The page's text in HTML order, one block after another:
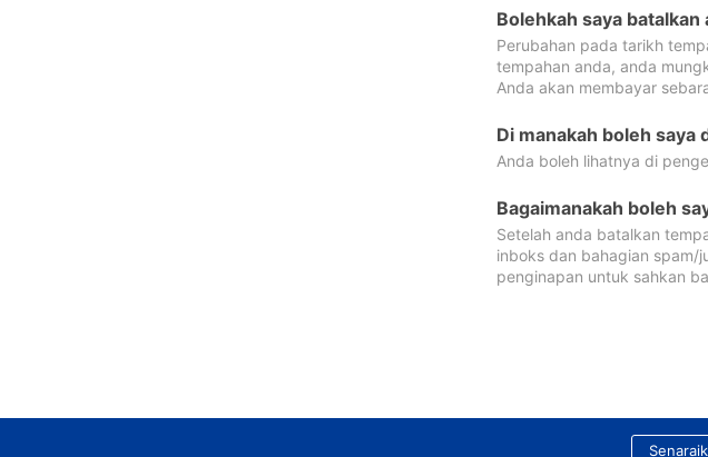
Bolehkah saya
Perubahan pada tarikh
tempahan anda, anda
Anda akan membayar
Di manakah boleh saya
Anda boleh lihatnya di
Bagaimanakah boleh
Setelah anda batalkan
inboks dan bahagian spam/
penginapan untuk sahkan